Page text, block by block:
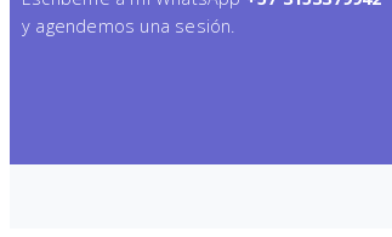
y agendemos una sesión.